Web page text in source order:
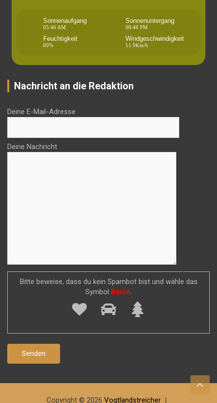
Sonnenaufgang
05:46 AM
Sonnenuntergang
08:48 PM
Feuchtigkeit
69%
Windgeschwindigkeit
11.9Km/h
Nachricht an die Redaktion
Deine E-Mail-Adresse
Deine Nachricht
Bitte beweise, dass du kein Spambot bist und wähle das
Symbol
Baum.
Copyright © 2026 Vogtlandstreicher